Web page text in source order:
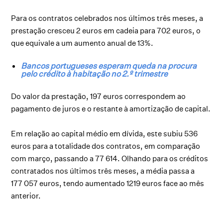
Para os contratos celebrados nos últimos três meses, a
prestação cresceu 2 euros em cadeia para 702 euros, o
que equivale a um aumento anual de 13%.
Bancos portugueses esperam queda na procura
pelo crédito à habitação no 2.º trimestre
Do valor da prestação, 197 euros correspondem ao
pagamento de juros e o restante à amortização de capital.
Em relação ao capital médio em dívida, este subiu 536
euros para a totalidade dos contratos, em comparação
com março, passando a 77 614. Olhando para os créditos
contratados nos últimos três meses, a média passa a
177 057 euros, tendo aumentado 1219 euros face ao mês
anterior.